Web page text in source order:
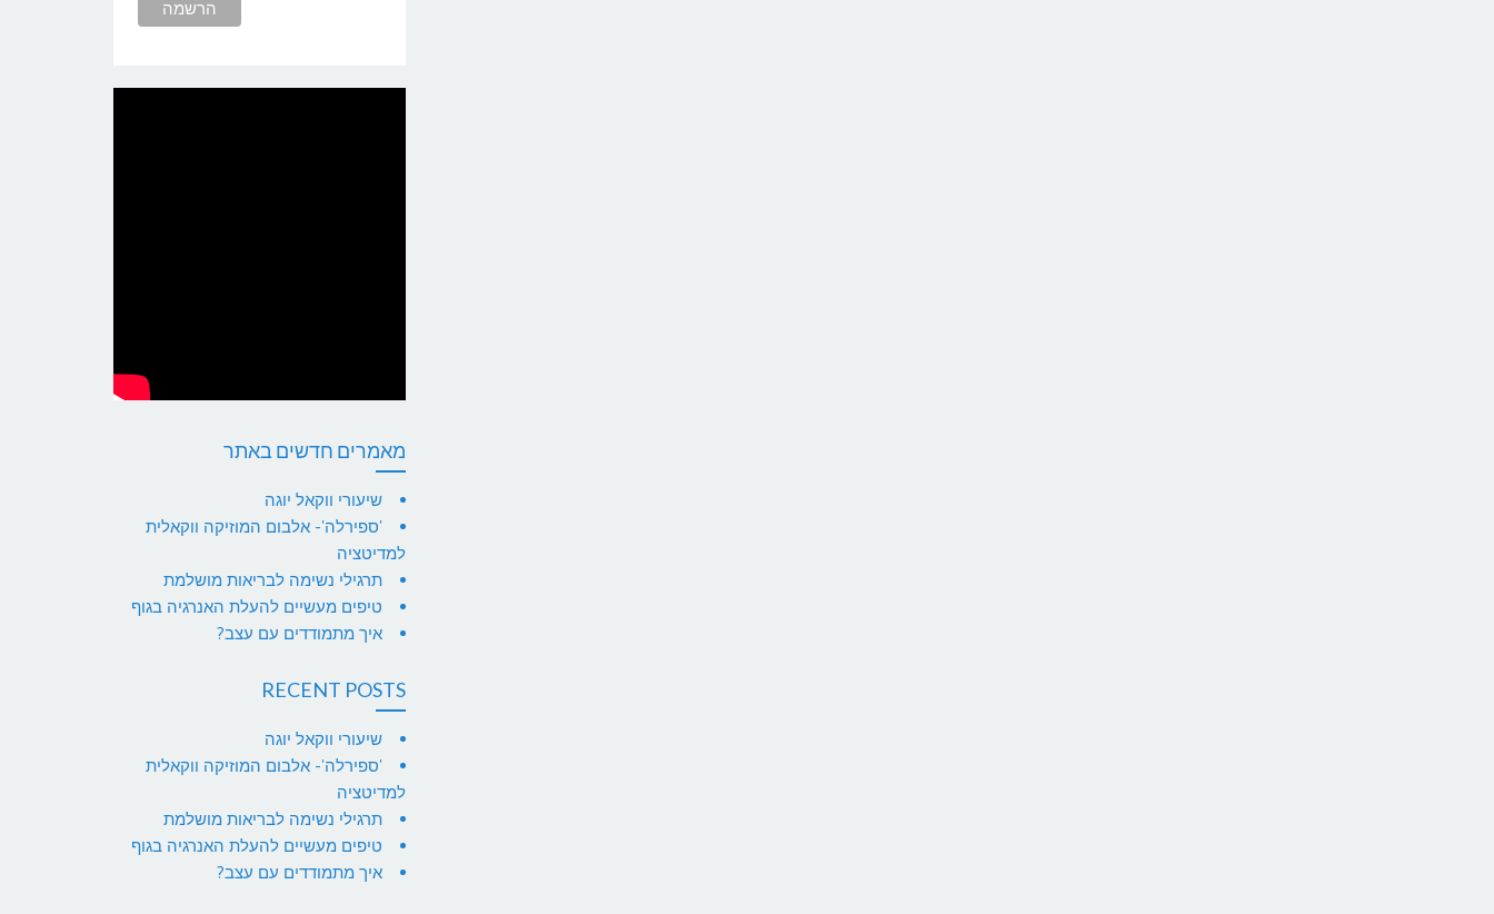
מאמרים חדשים באתר
שיעורי ווקאל יוגה
'ספירלה'- אלבום המוזיקה ווקאלית
למדיטציה
תרגילי נשימה לבריאות מושלמת
טיפים מעשיים להעלת האנרגיה בגוף
איך מתמודדים עם עצב?
RECENT POSTS
שיעורי ווקאל יוגה
'ספירלה'- אלבום המוזיקה ווקאלית
למדיטציה
תרגילי נשימה לבריאות מושלמת
טיפים מעשיים להעלת האנרגיה בגוף
איך מתמודדים עם עצב?